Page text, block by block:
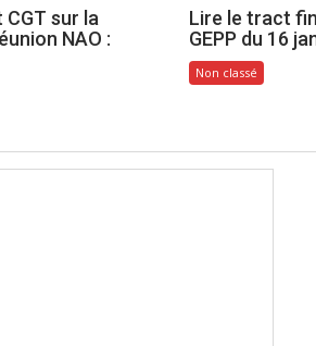
sur la
NAO :
Lire le tract
GEPP du 16
Non classé